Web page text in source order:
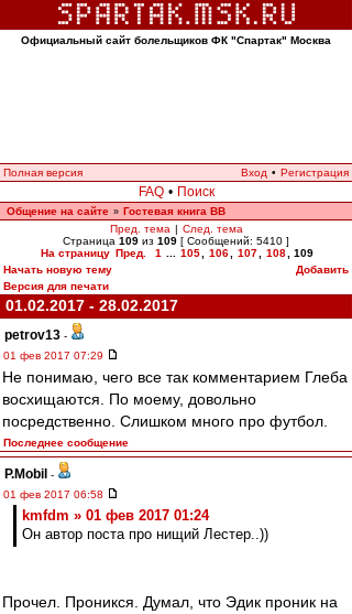
Официальный сайт болельщиков ФК "Спартак" Москва
Полная версия Вход • Регистрация
FAQ • Поиск
Общение на сайте » Гостевая книга ВВ
Пред. тема | След. тема
Страница 109 из 109 [ Сообщений: 5410 ]
На страницу Пред. 1 105 106 107 108
109
Начать новую тему
Добавить
Версия для печати
01.02.2017 - 28.02.2017
petrov13 -
01 фев 2017 07:29
Не понимаю, чего все так комментарием Глеба
восхищаются. По моему, довольно
посредственно. Слишком много про футбол.
Последнее сообщение
P.Mobil -
01 фев 2017 06:58
kmfdm » 01 фев 2017 01:24
Он автор поста про нищий Лестер..))
Прочел. Проникся. Думал, что Эдик проник на